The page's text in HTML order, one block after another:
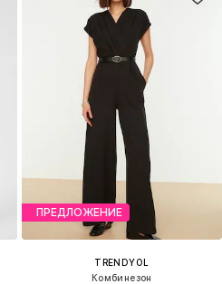
ПРЕДЛОЖЕНИЕ
TRENDYOL
Комбинезон